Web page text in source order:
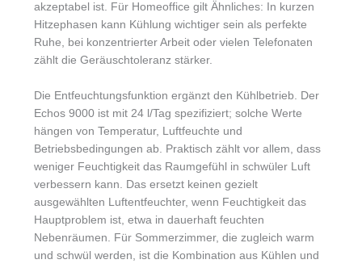
akzeptabel ist. Für Homeoffice gilt Ähnliches: In kurzen
Hitzephasen kann Kühlung wichtiger sein als perfekte
Ruhe, bei konzentrierter Arbeit oder vielen Telefonaten
zählt die Geräuschtoleranz stärker.
Die Entfeuchtungsfunktion ergänzt den Kühlbetrieb. Der
Echos 9000 ist mit 24 l/Tag spezifiziert; solche Werte
hängen von Temperatur, Luftfeuchte und
Betriebsbedingungen ab. Praktisch zählt vor allem, dass
weniger Feuchtigkeit das Raumgefühl in schwüler Luft
verbessern kann. Das ersetzt keinen gezielt
ausgewählten Luftentfeuchter, wenn Feuchtigkeit das
Hauptproblem ist, etwa in dauerhaft feuchten
Nebenräumen. Für Sommerzimmer, die zugleich warm
und schwül werden, ist die Kombination aus Kühlen und